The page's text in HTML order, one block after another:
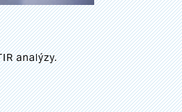
analýzy.